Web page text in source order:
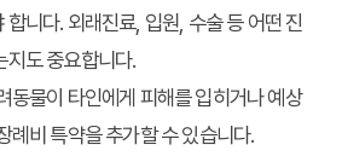
니다. 외래진료, 입원, 수술 등 어떤 진
지도 중요합니다.
동물이 타인에게 피해를 입히거나 예상
례비 특약을 추가할 수 있습니다.